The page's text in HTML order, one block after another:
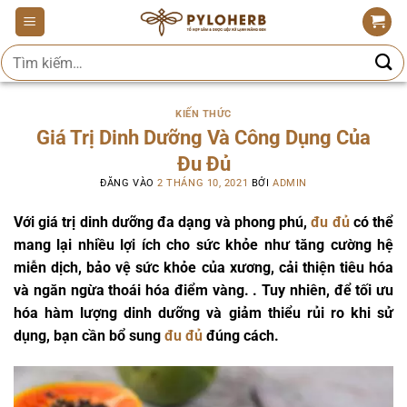
Bỏ
qua
nội
dung
Tìm
kiếm:
KIẾN THỨC
Giá Trị Dinh Dưỡng Và Công Dụng Của
Đu Đủ
ĐĂNG VÀO2 THÁNG 10, 2021 BỞI ADMIN
Với giá trị dinh dưỡng đa dạng và phong phú,đu đủcó thể
mang lại nhiều lợi ích cho sức khỏe như tăng cường hệ
miễn dịch, bảo vệ sức khỏe của xương, cải thiện tiêu hóa
và ngăn ngừa thoái hóa điểm vàng. . Tuy nhiên, để tối ưu
hóa hàm lượng dinh dưỡng và giảm thiểu rủi ro khi sử
dụng, bạn cần bổ sung đu đủ đúng cách.